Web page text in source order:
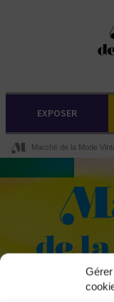
EXPOSER
Marché de la Mode